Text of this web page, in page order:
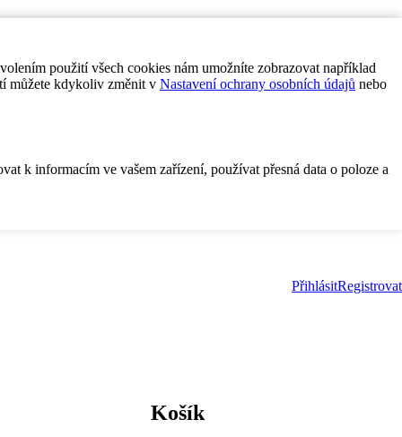
použití všech cookies nám umožníte zobrazovat například
můžete kdykoliv změnit v Nastavení ochrany osobních údajů nebo
k informacím ve vašem zařízení, používat přesná data o poloze a
PřihlásitRegistrovat
Košík